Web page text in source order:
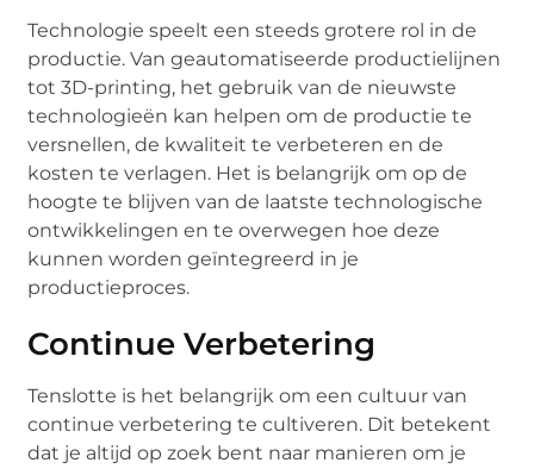
Technologie speelt een steeds grotere rol in de
productie. Van geautomatiseerde productielijnen
tot 3D-printing, het gebruik van de nieuwste
technologieën kan helpen om de productie te
versnellen, de kwaliteit te verbeteren en de
kosten te verlagen. Het is belangrijk om op de
hoogte te blijven van de laatste technologische
ontwikkelingen en te overwegen hoe deze
kunnen worden geïntegreerd in je
productieproces.
Continue Verbetering
Tenslotte is het belangrijk om een cultuur van
continue verbetering te cultiveren. Dit betekent
dat je altijd op zoek bent naar manieren om je